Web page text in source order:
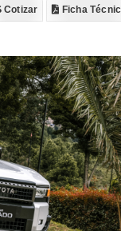
Cotizar Ficha